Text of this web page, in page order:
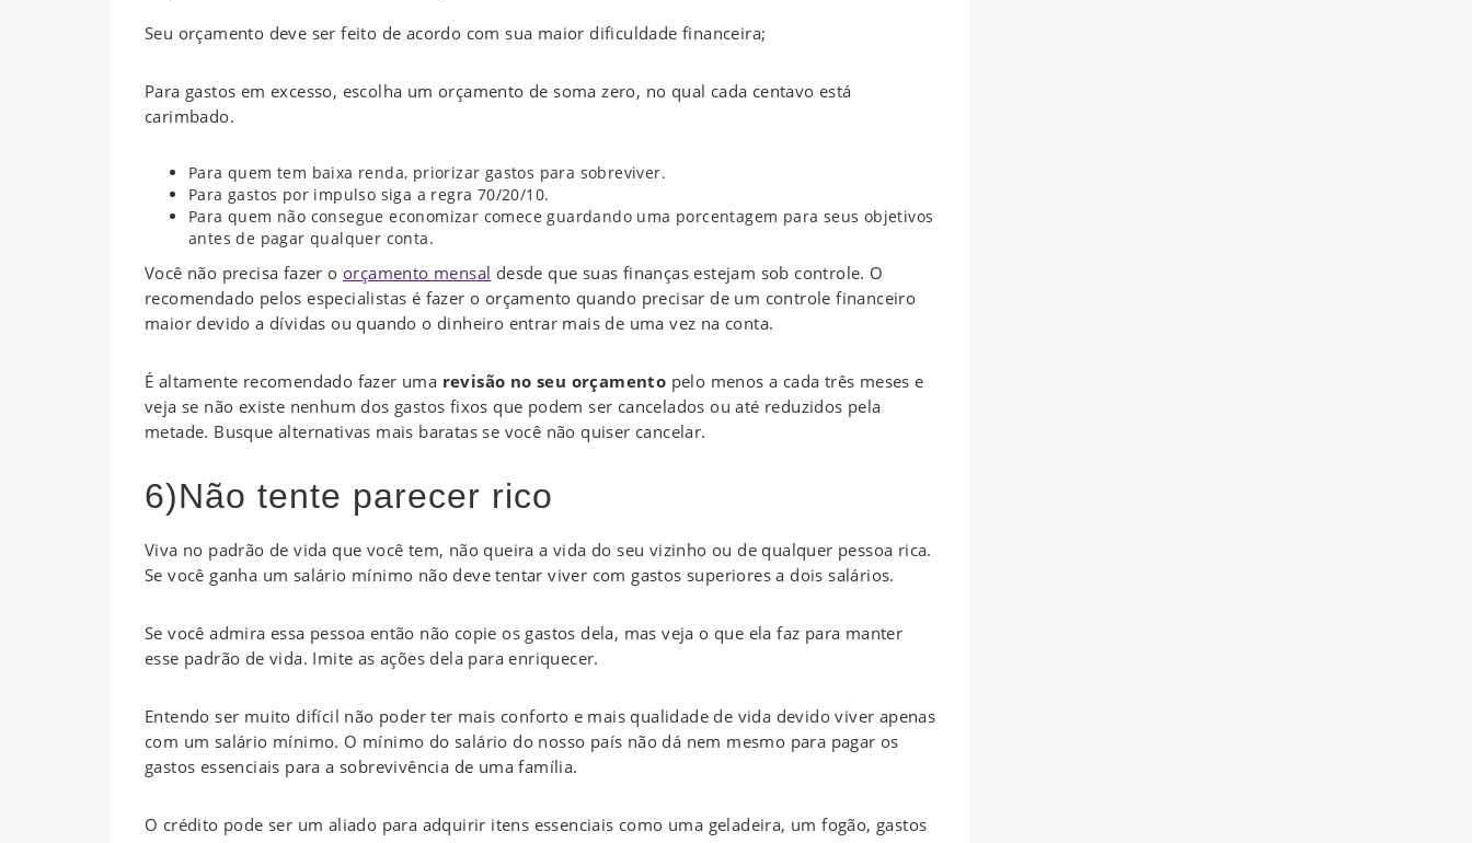
Seu orçamento deve ser feito de acordo com sua maior dificuldade financeira;
Para gastos em excesso, escolha um orçamento de soma zero, no qual cada centavo está
carimbado.
Para quem tem baixa renda, priorizar gastos para sobreviver.
Para gastos por impulso siga a regra 70/20/10.
Para quem não consegue economizar comece guardando uma porcentagem para seus objetivos
antes de pagar qualquer conta.
Você não precisa fazer o orçamento mensal desde que suas finanças estejam sob controle. O
recomendado pelos especialistas é fazer o orçamento quando precisar de um controle financeiro
maior devido a dívidas ou quando o dinheiro entrar mais de uma vez na conta.
É altamente recomendado fazer uma revisão no seu orçamento pelo menos a cada três meses e
veja se não existe nenhum dos gastos fixos que podem ser cancelados ou até reduzidos pela
metade. Busque alternativas mais baratas se você não quiser cancelar.
6)Não tente parecer rico
Viva no padrão de vida que você tem, não queira a vida do seu vizinho ou de qualquer pessoa rica.
Se você ganha um salário mínimo não deve tentar viver com gastos superiores a dois salários.
Se você admira essa pessoa então não copie os gastos dela, mas veja o que ela faz para manter
esse padrão de vida. Imite as ações dela para enriquecer.
Entendo ser muito difícil não poder ter mais conforto e mais qualidade de vida devido viver apenas
com um salário mínimo. O mínimo do salário do nosso país não dá nem mesmo para pagar os
gastos essenciais para a sobrevivência de uma família.
O crédito pode ser um aliado para adquirir itens essenciais como uma geladeira, um fogão, gastos